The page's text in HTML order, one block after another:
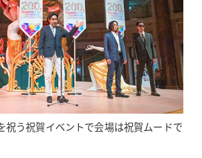
祝う祝賀イベントで会場は祝賀ムードで